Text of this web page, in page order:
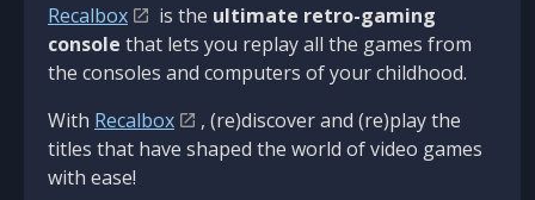
Recalbox is the ultimate retro-gaming
console that lets you replay all the games from
the consoles and computers of your childhood.
With Recalbox
, (re)discover and (re)play the
titles that have shaped the world of video games
with ease!